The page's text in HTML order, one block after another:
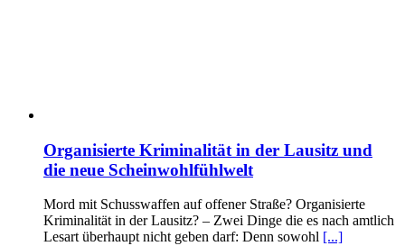
Organisierte Kriminalität in der Lausitz und
die neue Scheinwohlfühlwelt
Mord mit Schusswaffen auf offener Straße? Organisierte
Kriminalität in der Lausitz? – Zwei Dinge die es nach amtlich
Lesart überhaupt nicht geben darf: Denn sowohl [...]